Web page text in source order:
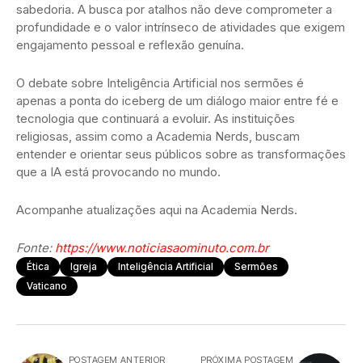
sabedoria. A busca por atalhos não deve comprometer a
profundidade e o valor intrínseco de atividades que exigem
engajamento pessoal e reflexão genuína.
O debate sobre Inteligência Artificial nos sermões é
apenas a ponta do iceberg de um diálogo maior entre fé e
tecnologia que continuará a evoluir. As instituições
religiosas, assim como a Academia Nerds, buscam
entender e orientar seus públicos sobre as transformações
que a IA está provocando no mundo.
Acompanhe atualizações aqui na Academia Nerds.
Fonte: https://www.noticiasaominuto.com.br
Ética Igreja Inteligência Artificial
Sermões
Vaticano
POSTAGEM ANTERIOR PRÓXIMA POSTAGEM